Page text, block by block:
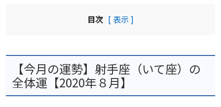
目次 [ 表示 ]
【今月の運勢】射手座（いて座）の
全体運【2020年８月】